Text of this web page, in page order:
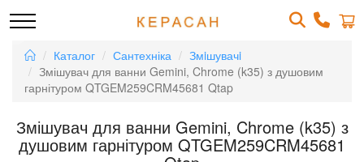
Каталог Сантехніка
Змiшувачi
Змішувач для ванни Gemini, Chrome (k35) з душовим
гарнітуром QTGEM259CRM45681 Qtap
Змішувач для ванни Gemini, Chrome (k35) з
душовим гарнітуром QTGEM259CRM45681